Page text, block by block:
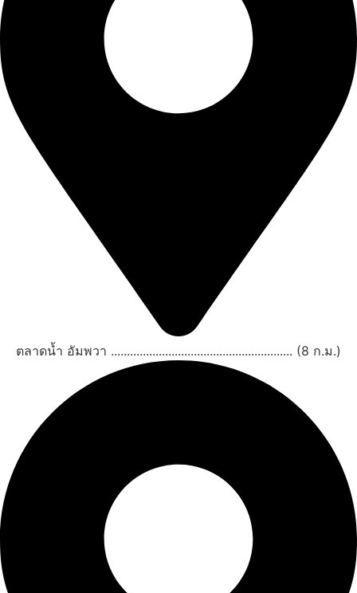
ตลาดน้ำ อัมพวา ......................................................... (8 ก.ม.)